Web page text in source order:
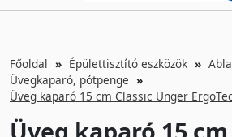
Főoldal Épülettisztító eszközök
Üvegkaparó, pótpenge
Üveg kaparó 15 cm Classic Unger ErgoTec